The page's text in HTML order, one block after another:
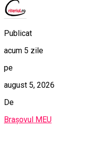
Publicat
acum 5 zile
pe
august 5, 2026
De
Brașovul MEU